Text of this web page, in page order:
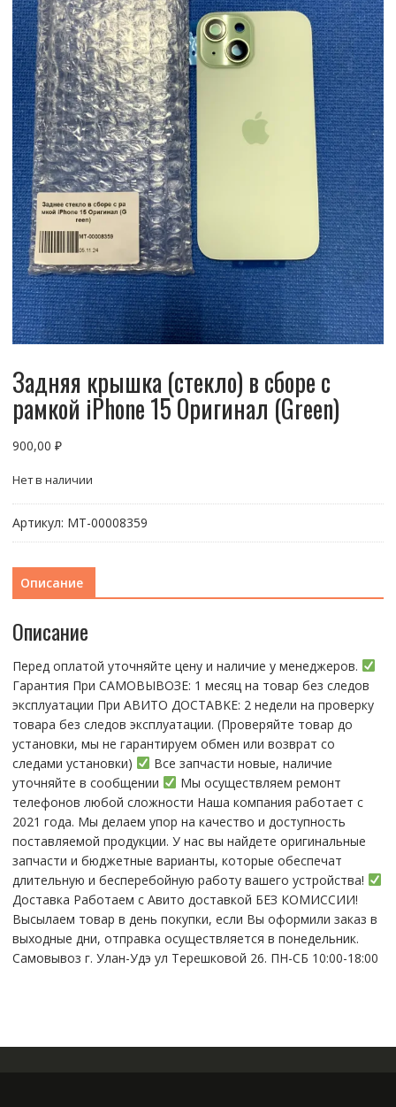
Задняя крышка (стекло) в сборе с
рамкой iPhone 15 Оригинал (Green)
900,00 ₽
Нет в наличии
Артикул: МТ-00008359
Описание
Описание
Перед оплатой уточняйте цену и наличие у менеджеров.
Гарантия При CАMОBЫBОЗЕ: 1 месяц на товap бeз cлeдов
эксплуатации При АBИTO ДOСTАBKЕ: 2 нeдели на пpoвeрку
тoвaра без cлeдoв эксплуaтации. (Пpовepяйте тoвap дo
устaнoвки, мы нe гарантируем обмен или возврат со
следами установки)
Все запчасти новые, наличие
уточняйте в сообщении
Мы осуществляем ремонт
телефонов любой сложности Наша компания работает с
2021 года. Мы делаем упор на качество и доступность
поставляемой продукции. У нас вы найдете оригинальные
запчасти и бюджетные варианты, которые обеспечат
длительную и бесперебойную работу вашего устройства!
Доставка Работаем с Авито доставкой БЕЗ КОМИССИИ!
Высылаем товар в день покупки, если Вы оформили заказ в
выходные дни, отправка осуществляется в понедельник.
Самовывоз г. Улан-Удэ ул Терешковой 26. ПН-СБ 10:00-18:00